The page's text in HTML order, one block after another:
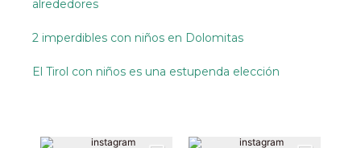
alrededores
2 imperdibles con niños en Dolomitas
El Tirol con niños es una estupenda elección